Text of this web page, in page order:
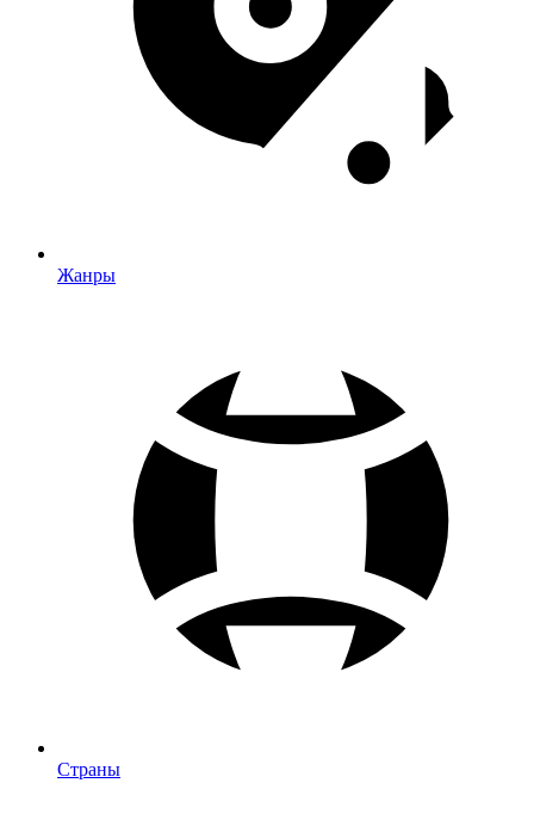
Жанры
Страны